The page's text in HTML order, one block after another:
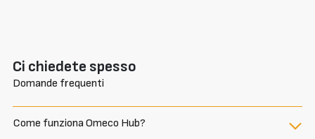
Ci chiedete spesso
Domande frequenti
Come funziona Omeco Hub?